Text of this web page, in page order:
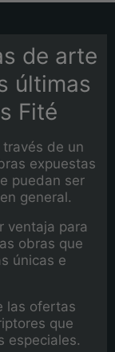
de arte
últimas
Fité
de un
expuestas
puedan ser
general.
ventaja para
obras que
únicas e
las ofertas
que
especiales.